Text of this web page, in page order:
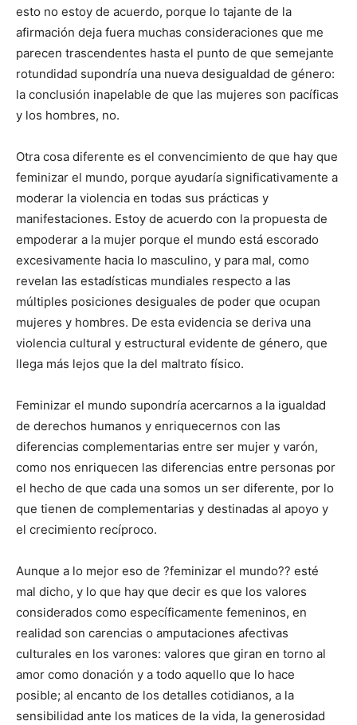
esto no estoy de acuerdo, porque lo tajante de la
afirmación deja fuera muchas consideraciones que me
parecen trascendentes hasta el punto de que semejante
rotundidad supondría una nueva desigualdad de género:
la conclusión inapelable de que las mujeres son pacíficas
y los hombres, no.
Otra cosa diferente es el convencimiento de que hay que
feminizar el mundo, porque ayudaría significativamente a
moderar la violencia en todas sus prácticas y
manifestaciones. Estoy de acuerdo con la propuesta de
empoderar a la mujer porque el mundo está escorado
excesivamente hacia lo masculino, y para mal, como
revelan las estadísticas mundiales respecto a las
múltiples posiciones desiguales de poder que ocupan
mujeres y hombres. De esta evidencia se deriva una
violencia cultural y estructural evidente de género, que
llega más lejos que la del maltrato físico.
Feminizar el mundo supondría acercarnos a la igualdad
de derechos humanos y enriquecernos con las
diferencias complementarias entre ser mujer y varón,
como nos enriquecen las diferencias entre personas por
el hecho de que cada una somos un ser diferente, por lo
que tienen de complementarias y destinadas al apoyo y
el crecimiento recíproco.
Aunque a lo mejor eso de ?feminizar el mundo?? esté
mal dicho, y lo que hay que decir es que los valores
considerados como específicamente femeninos, en
realidad son carencias o amputaciones afectivas
culturales en los varones: valores que giran en torno al
amor como donación y a todo aquello que lo hace
posible; al encanto de los detalles cotidianos, a la
sensibilidad ante los matices de la vida, la generosidad